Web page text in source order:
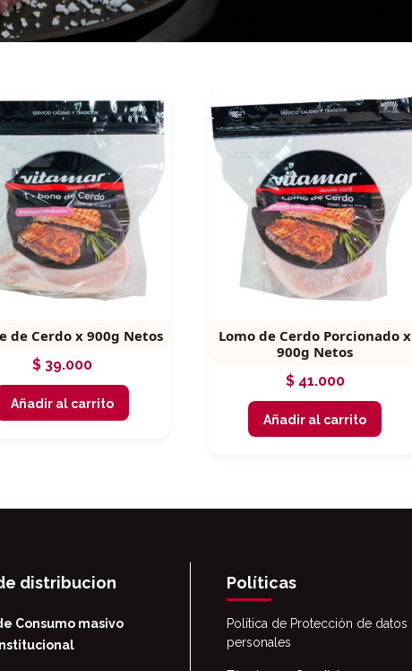
de Cerdo x 900g Netos
$ 39.000
Añadir al carrito
Lomo de Cerdo Porcionado x
900g Netos
$41.000
Añadir al carrito
distribucion
Consumo masivo
Políticas
Política de Protección de datos
personales